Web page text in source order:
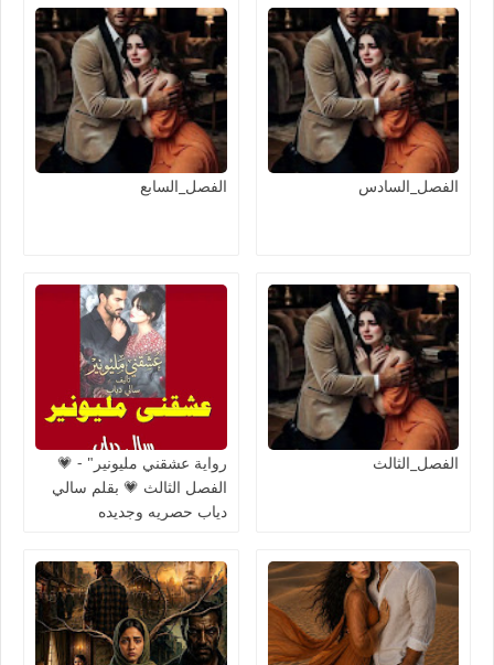
الفصل_السادس الفصل_السابع
الفصل_الثالث
رواية عشقني مليونير" - 💗
الفصل الثالث 💗 بقلم سالي
دياب حصريه وجديده